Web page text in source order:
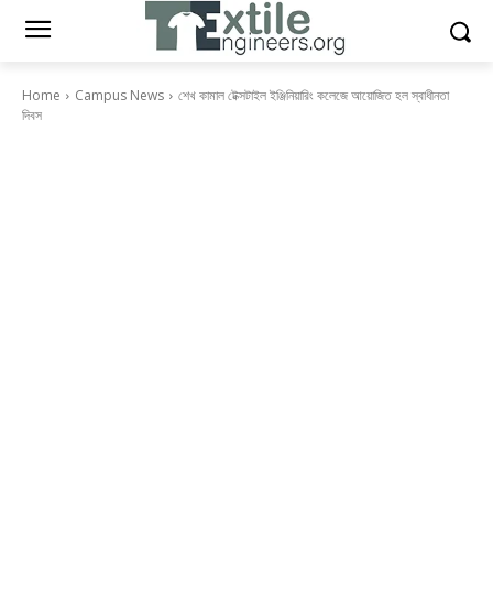
Home Campus News
শেখ কামাল টেক্সটাইল ইঞ্জিনিয়ারিং কলেজে আয়োজিত হল স্বাধীনতা
দিবস